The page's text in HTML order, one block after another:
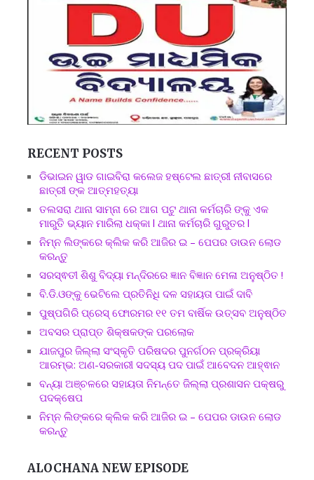
RECENT POSTS
ଡିଭାଇନ ୱାଡ ଗାଇବିରା କଲେଜ ହଷ୍ଟେଲ ଛାତ୍ରୀ ନୀବାସରେ
ଛାତ୍ରୀ ଙ୍କ ଆତ୍ମହତ୍ୟା
ତଲସରା ଥାନା ସାମ୍ନା ରେ ଆଗ ପଟୁ ଥାନା କର୍ମଚାରି ଙ୍କୁ ଏକ
ମାରୁତି ଭ୍ୟାନ ମାରିଲା ଧକ୍କା l ଥାନା କର୍ମଚାରି ଗୁରୁତର l
ନିମ୍ନ ଲିଙ୍କରେ କ୍ଲିକ କରି ଆଜିର ଇ – ପେପର ଡାଉନ ଲୋଡ
କରନ୍ତୁ
ସରସ୍ଵତୀ ଶିଶୁ ବିଦ୍ୟା ମନ୍ଦିରରେ ଜ୍ଞାନ ବିଜ୍ଞାନ ମେଳା ଅନୁଷ୍ଠିତ !
ବି.ଡି.ଓଙ୍କୁ ଭେଟିଲେ ପ୍ରତିନିଧି ଦଳ ସହାୟତା ପାଇଁ ଦାବି
ପୁଷ୍ପଗିରି ପ୍ରେସ୍ ଫୋରମର ୧୧ ତମ ବାର୍ଷିକ ଉତ୍ସବ ଅନୁଷ୍ଠିତ
ଅବସର ପ୍ରାପ୍ତ ଶିକ୍ଷକଙ୍କ ପରଲୋକ
ଯାଜପୁର ଜିଲ୍ଲା ସଂସ୍କୃତି ପରିଷଦର ପୁନର୍ଗଠନ ପ୍ରକ୍ରିୟା
ଆରମ୍ଭ: ଅଣ-ସରକାରୀ ସଦସ୍ୟ ପଦ ପାଇଁ ଆବେଦନ ଆହ୍ଵାନ
ବନ୍ୟା ଅଞ୍ଚଳରେ ସହାୟତା ନିମନ୍ତେ ଜିଲ୍ଲା ପ୍ରଶାସନ ପକ୍ଷରୁ
ପଦକ୍ଷେପ
ନିମ୍ନ ଲିଙ୍କରେ କ୍ଲିକ କରି ଆଜିର ଇ – ପେପର ଡାଉନ ଲୋଡ
କରନ୍ତୁ
ALOCHANA NEW EPISODE